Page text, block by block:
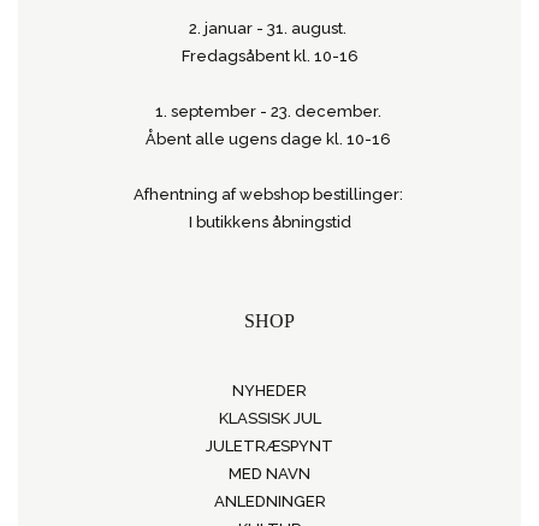
2. januar - 31. august.
Fredagsåbent kl. 10-16
1. september - 23. december.
Åbent alle ugens dage kl. 10-16
Afhentning af webshop bestillinger:
I butikkens åbningstid
SHOP
NYHEDER
KLASSISK JUL
JULETRÆSPYNT
MED NAVN
ANLEDNINGER